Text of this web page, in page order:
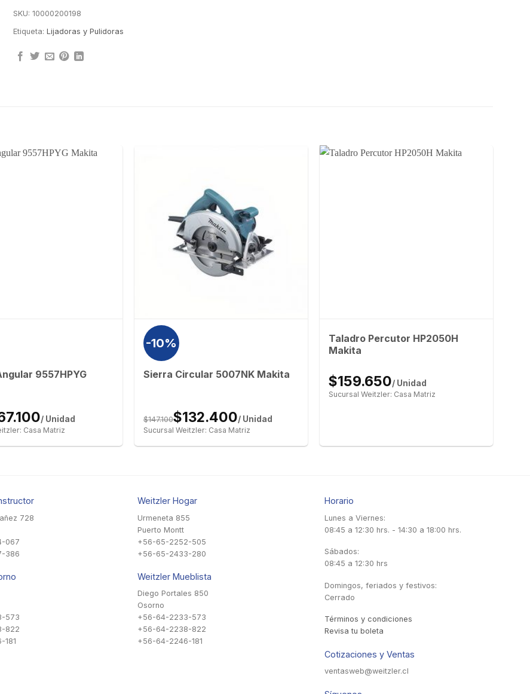
SKU: 10000200198
Etiqueta: Lijadoras y Pulidoras
9557HPYG
/ Unidad
Casa Matriz
-10%
Sierra Circular 5007NK Makita
$147.100$132.400/ Unidad
Sucursal Weitzler: Casa Matriz
Taladro Percutor HP2050H
Makita
$159.650/ Unidad
Sucursal Weitzler: Casa Matriz
728
067
386
573
822
181
Weitzler Hogar
Urmeneta 855
Puerto Montt
+56-65-2252-505
+56-65-2433-280
Weitzler Mueblista
Diego Portales 850
Osorno
+56-64-2233-573
+56-64-2238-822
+56-64-2246-181
Horario
Lunes a Viernes:
08:45 a 12:30 hrs. - 14:30 a 18:00 hrs.
Sábados:
08:45 a 12:30 hrs
Domingos, feriados y festivos:
Cerrado
Términos y condiciones
Revisa tu boleta
Cotizaciones y Ventas
ventasweb@weitzler.cl